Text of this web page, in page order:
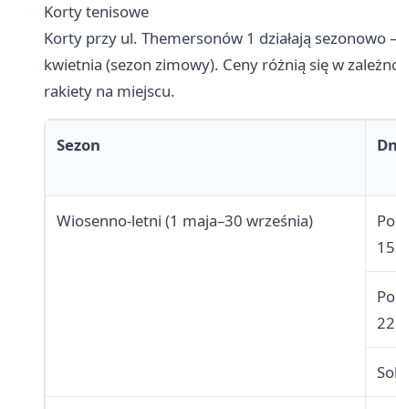
Korty tenisowe
Korty przy ul. Themersonów 1 działają
kwietnia (sezon zimowy). Ceny różnią się w
rakiety na miejscu.
Sezon
Wiosenno-letni (1 maja–30 września)